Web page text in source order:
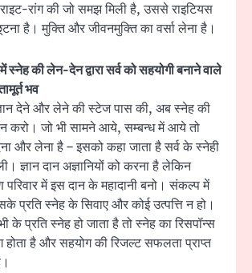
राइट-रांग की जो समझ मिली है, उससे राइटियस
है। मुक्ति और जीवनमुक्ति का वर्सा लेना है।
की लेन-देन द्वारा सर्व को सहयोगी बनाने वाले
भव
देने और लेने की स्टेज पास की, अब स्नेह की
करो। जो भी सामने आये, सम्बन्ध में आये तो
और लेना है – इसको कहा जाता है सर्व के स्नेही
ज्ञान दान अज्ञानियों को करना है लेकिन
परिवार में इस दान के महादानी बनो। संकल्प में
प्रति स्नेह के सिवाए और कोई उत्पत्ति न हो।
के प्रति स्नेह हो जाता है तो स्नेह का रिसपॉन्स
होता है और सहयोग की रिजल्ट सफलता प्राप्त